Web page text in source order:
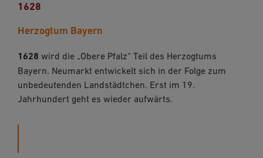
1628
Herzogtum Bayern
1628 wird die „Obere Pfalz“ Teil des Herzogtums
Bayern. Neumarkt entwickelt sich in der Folge zum
unbedeutenden Landstädtchen. Erst im 19.
Jahrhundert geht es wieder aufwärts.